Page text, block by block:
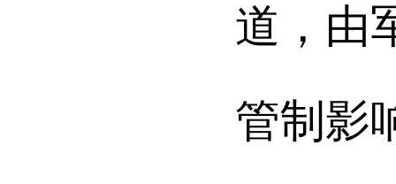
道 ， 由
管制影